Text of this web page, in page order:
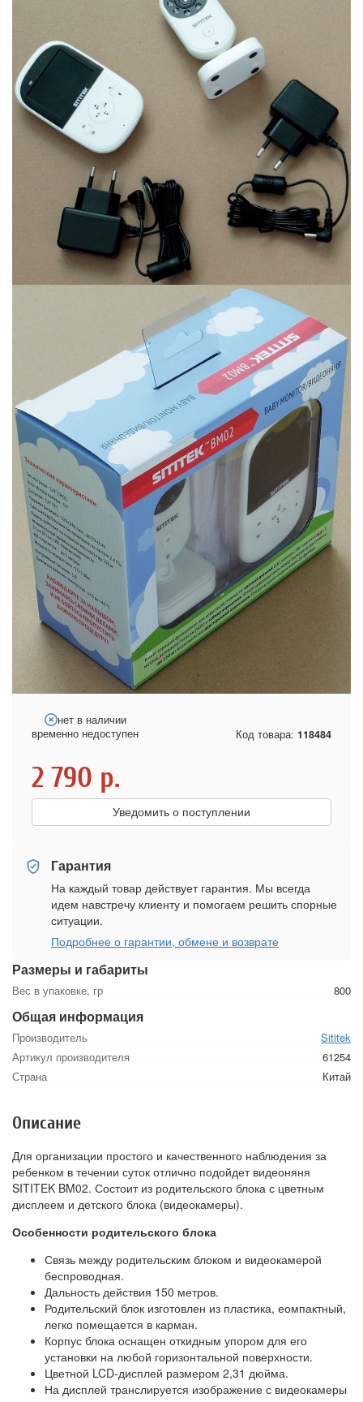
Размеры и габариты
Вес в упаковке, гр 800
Общая информация
Производитель
Sititek
Артикул производителя
61254
Страна
Китай
нет в наличии
временно недоступен
Код товара: 118484
2 790 р.
Уведомить о поступлении
Гарантия
На каждый товар действует гарантия. Мы всегда
идем навстречу клиенту и помогаем решить спорные
ситуации.
Подробнее о гарантии, обмене и возврате
Описание
Для организации простого и качественного наблюдения за
ребенком в течении суток отлично подойдет видеоняня
SITITEK BM02. Состоит из родительского блока с цветным
дисплеем и детского блока (видеокамеры).
Особенности родительского блока
Связь между родительским блоком и видеокамерой
беспроводная.
Дальность действия 150 метров.
Родительский блок изготовлен из пластика, еомпактный,
легко помещается в карман.
Корпус блока оснащен откидным упором для его
установки на любой горизонтальной поверхности.
Цветной LCD-дисплей размером 2,31 дюйма.
На дисплей транслируется изображение с видеокамеры